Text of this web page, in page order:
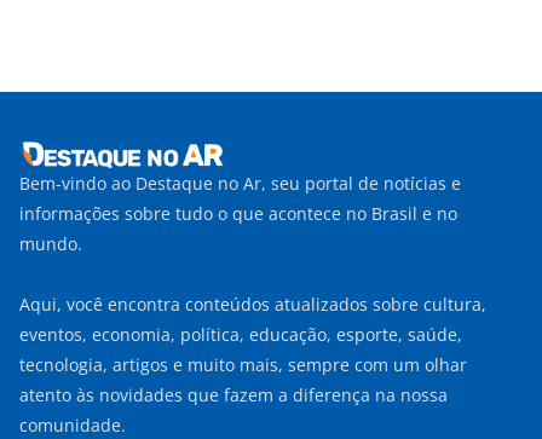
Bem-vindo ao Destaque no Ar, seu portal de notícias e
informações sobre tudo o que acontece no Brasil e no
mundo.
Aqui, você encontra conteúdos atualizados sobre cultura,
eventos, economia, política, educação, esporte, saúde,
tecnologia, artigos e muito mais, sempre com um olhar
atento às novidades que fazem a diferença na nossa
comunidade.